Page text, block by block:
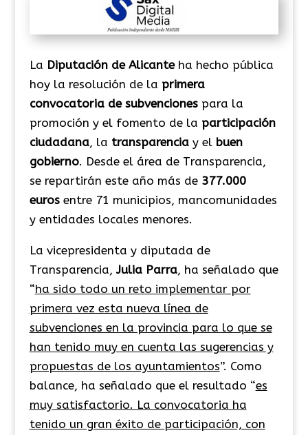
La Diputación de Alicanteha hecho pública
hoy la resolución de la primera
convocatoria de subvencionespara la
promoción y el fomento de la participación
ciudadana, la transparenciay el buen
gobierno. Desde el área de Transparencia,
se repartirán este año más de 377.000
euros entre 71 municipios, mancomunidades
y entidades locales menores.
La vicepresidenta y diputada de
Transparencia,Julia Parra, ha señalado que
“ha sido todo un reto implementar por
primera vez esta nueva línea de
subvenciones en la provincia para lo que se
han tenido muy en cuenta las sugerencias y
propuestas de los ayuntamientos”. Como
balance, ha señalado que el resultado “es
muy satisfactorio. La convocatoria ha
tenido un gran éxito de participación, con